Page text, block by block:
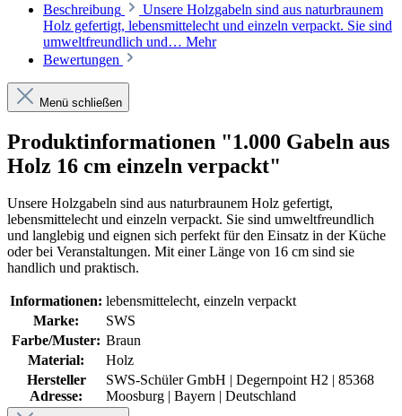
Beschreibung
Unsere Holzgabeln sind aus naturbraunem
Holz gefertigt, lebensmittelecht und einzeln verpackt. Sie sind
umweltfreundlich und… Mehr
Bewertungen
Menü schließen
Produktinformationen "1.000 Gabeln aus
Holz 16 cm einzeln verpackt"
Unsere Holzgabeln sind aus naturbraunem Holz gefertigt,
lebensmittelecht und einzeln verpackt. Sie sind umweltfreundlich
und langlebig und eignen sich perfekt für den Einsatz in der Küche
oder bei Veranstaltungen. Mit einer Länge von 16 cm sind sie
handlich und praktisch.
Informationen: lebensmittelecht, einzeln verpackt
Marke:
SWS
Farbe/Muster: Braun
Material:
Holz
Hersteller
Adresse:
SWS-Schüler GmbH | Degernpoint H2 | 85368
Moosburg | Bayern | Deutschland